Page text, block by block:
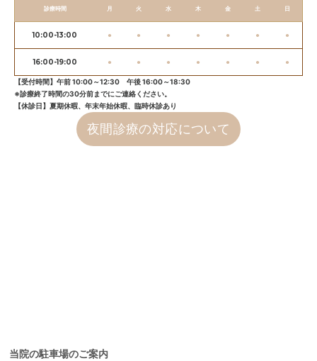
診療時間 月 火 水 木 金 土 日
10:00-13:00 ● ● ● ● ● ● ●
16:00-19:00 ● ● ● ● ● ● ●
【受付時間】午前 10:00～12:30 午後 16:00～18:30
※診療終了時間の30分前までにご連絡ください。
【休診日】夏期休暇、年末年始休暇、臨時休診あり
夜間診療の対応について
当院の駐車場のご案内